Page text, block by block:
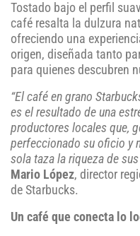
Tostado bajo el perfil
café resalta la dulzura
ofreciendo una
origen, diseñada tanto
para quienes descubren
“El café en grano
es el resultado de una
productores locales que,
perfeccionado su oficio y
sola taza la riqueza de
Mario López, director
de Starbucks.
Un café que conecta lo